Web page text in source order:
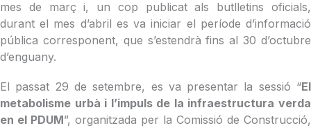
mes de març i, un cop publicat als butlletins oficials,
durant el mes d’abril es va iniciar el període d’informació
pública corresponent, que s’estendrà fins al 30 d’octubre
d’enguany.
El passat 29 de setembre, es va presentar la sessió “El
metabolisme urbà i l’impuls de la infraestructura verda
en el PDUM”, organitzada per la Comissió de Construcció,